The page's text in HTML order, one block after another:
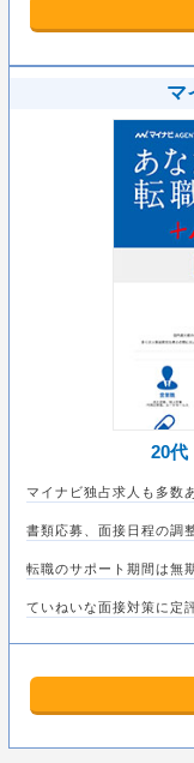
マ
20代
マイナビ独占求人も多数
書類応募、面接日程の調
転職のサポート期間は無
ていねいな面接対策に定